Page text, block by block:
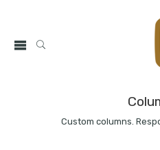
Custom columns.